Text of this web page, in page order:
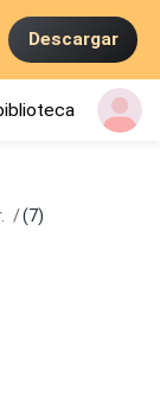
Descargar
/(7)